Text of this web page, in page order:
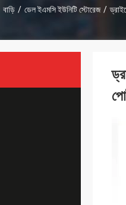
বাড়ি / ডেল ইএমসি ইউনিটি স্টোরেজ /